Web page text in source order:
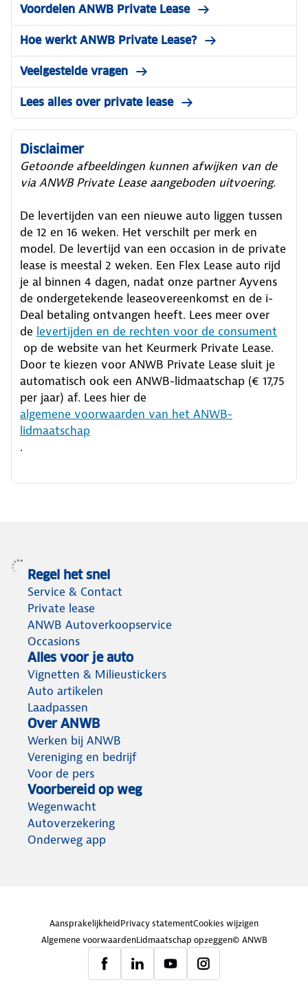
Voordelen ANWB Private Lease
Hoe werkt ANWB Private Lease?
Veelgestelde vragen
Lees alles over private lease
Disclaimer
Getoonde afbeeldingen kunnen afwijken van de
via ANWB Private Lease aangeboden uitvoering.
De levertijden van een nieuwe auto liggen tussen
de 12 en 16 weken. Het verschilt per merk en
model. De levertijd van een occasion in de private
lease is meestal 2 weken. Een Flex Lease auto rijd
je al binnen 4 dagen, nadat onze partner Ayvens
de ondergetekende leaseovereenkomst en de i-
Deal betaling ontvangen heeft. Lees meer over
de levertijden en de rechten voor de consument
op de website van het Keurmerk Private Lease.
Door te kiezen voor ANWB Private Lease sluit je
automatisch ook een ANWB-lidmaatschap (€ 17,75
per jaar) af. Lees hier de
algemene voorwaarden van het ANWB-
lidmaatschap
.
Regel het snel
Service & Contact
Private lease
ANWB Autoverkoopservice
Occasions
Alles voor je auto
Vignetten & Milieustickers
Auto artikelen
Laadpassen
Over ANWB
Werken bij ANWB
Vereniging en bedrijf
Voor de pers
Voorbereid op weg
Wegenwacht
Autoverzekering
Onderweg app
AansprakelijkheidPrivacy statementCookies wijzigen
Algemene voorwaardenLidmaatschap opzeggen© ANWB